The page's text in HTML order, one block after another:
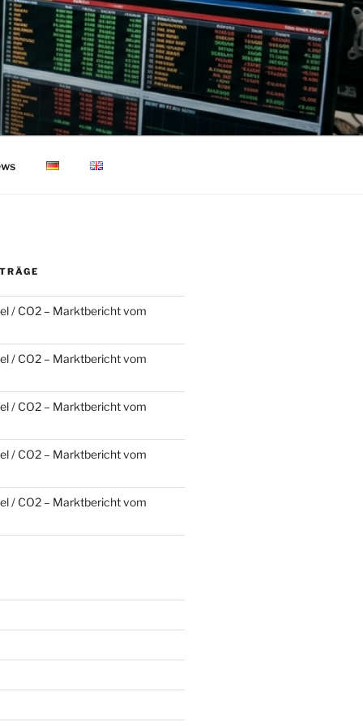
/ CO2 – Marktbericht vom
/ CO2 – Marktbericht vom
/ CO2 – Marktbericht vom
/ CO2 – Marktbericht vom
/ CO2 – Marktbericht vom